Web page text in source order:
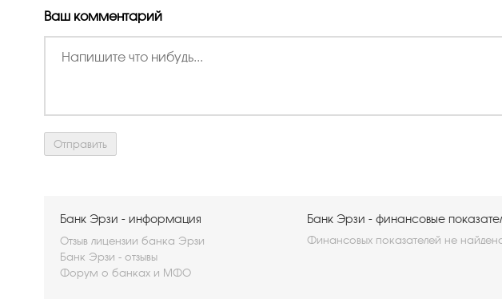
Ваш комментарий
Банк Эрзи - информация
Отзыв лицензии банка Эрзи
Банк Эрзи - отзывы
Форум о банках и МФО
Банк Эрзи - финансовые
Финансовых показателей не